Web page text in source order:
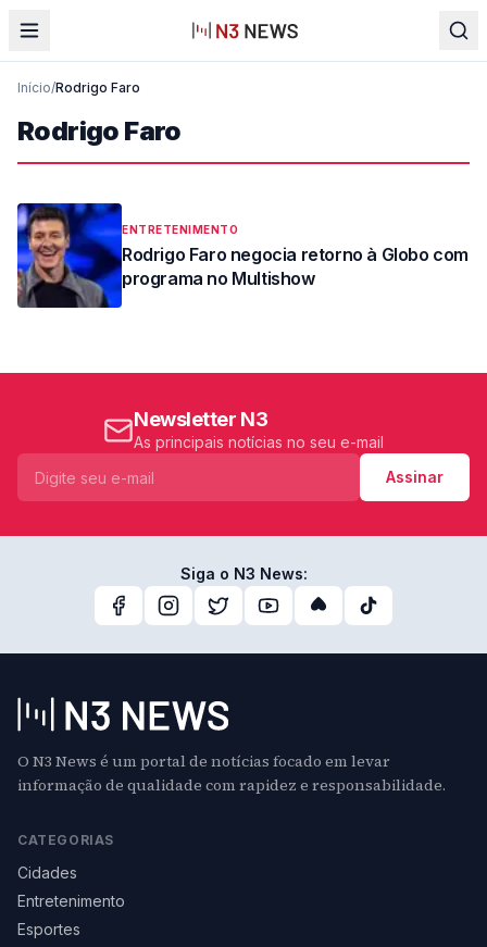
Início/Rodrigo Faro
Rodrigo Faro
ENTRETENIMENTO
Rodrigo Faro negocia retorno à Globo com
programa no Multishow
Newsletter N3
As principais notícias no seu e-mail
Assinar
Siga o N3 News:
O N3 News é um portal de notícias focado em levar
informação de qualidade com rapidez e responsabilidade.
CATEGORIAS
Cidades
Entretenimento
Esportes